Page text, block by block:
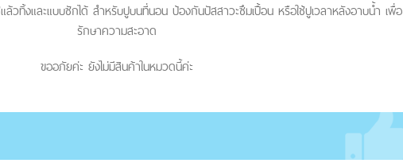
ล้วทิ้งและแบบซักได้ สำหรับปูบนที่นอน ป้องกันปัสสาวะซึมเปื้อน หรือใช้ปูเวลาหลังอาบน้ำ เพื่อ
รักษาความสะอาด
ขออภัยค่ะ ยังไม่มีสินค้าในหมวดนี้ค่ะ